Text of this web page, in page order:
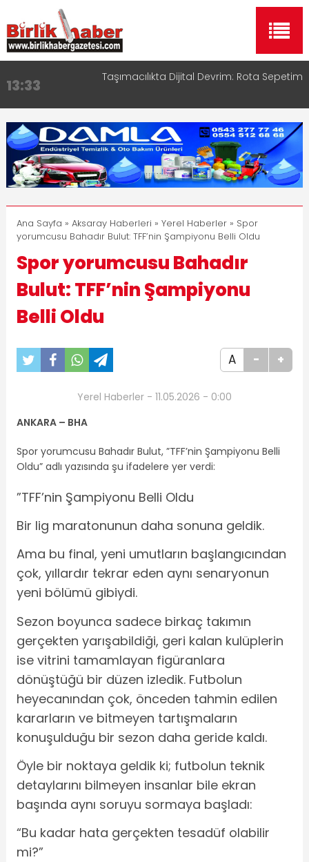
13:33 Taşımacılıkta Dijital Devrim: Rota Sepetim
17:15
Aksaray OSB Bölge Müdürü Makam Koltuğunu
Çocuklara Bıraktı
16:00
Aksaray Esnaf Rehberi ile Google ve Yapay Zeka
Aramalarında Öne Çıkın
8:23 Aksaray Esnaf Rehberi Hizmete Girdi
11:30
Birlikhaber.com Yayın Hayatına Başladı | Hızlı ve
Akıllı Haber Platformu
Ana Sayfa » Aksaray Haberleri » Yerel Haberler» Spor
yorumcusu Bahadır Bulut: TFF’nin Şampiyonu Belli Oldu
Spor yorumcusu Bahadır
Bulut: TFF’nin Şampiyonu
Belli Oldu
A - +
Yerel Haberler - 11.05.2026 - 0:00
ANKARA – BHA
Spor yorumcusu Bahadır Bulut, ”TFF’nin Şampiyonu Belli
Oldu” adlı yazısında şu ifadelere yer verdi:
”TFF’nin Şampiyonu Belli Oldu
Bir lig maratonunun daha sonuna geldik.
Ama bu final, yeni umutların başlangıcından
çok, yıllardır tekrar eden aynı senaryonun
yeni bölümü gibiydi.
Sezon boyunca sadece birkaç takımın
gerçekten yarışabildiği, geri kalan kulüplerin
ise vitrini tamamlayan figüranlara
dönüştüğü bir düzen izledik. Futbolun
heyecanından çok, önceden tahmin edilen
kararların ve bitmeyen tartışmaların
konuşulduğu bir sezon daha geride kaldı.
Öyle bir noktaya geldik ki; futbolun teknik
detaylarını bilmeyen insanlar bile ekran
başında aynı soruyu sormaya başladı:
“Bu kadar hata gerçekten tesadüf olabilir
mi?”